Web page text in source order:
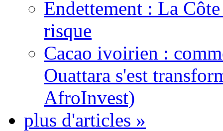
Endettement : La
risque
Cacao ivoirien :
Ouattara s'est
AfroInvest)
plus d'articles »